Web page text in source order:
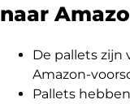
naar
De pallets
Amazon-
Pallets